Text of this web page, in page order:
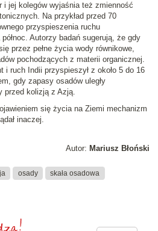
i jej kolegów wyjaśnia też zmienność
Na przykład przed 70
przyspieszenia ruchu
Autorzy badań sugerują, że gdy
przez pełne życia wody równikowe,
pochodzących z materii organicznej.
i ruch Indii przyspieszył z około 5 do 16
gdy zapasy osadów uległy
przed kolizją z Azją.
się życia na Ziemi mechanizm
inaczej.
Autor: Mariusz Błoński
osady skała osadowa